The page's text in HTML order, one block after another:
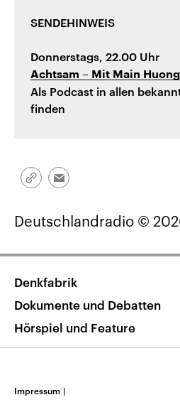
SENDEHINWEIS
Donnerstags, 22.00 Uhr
Achtsam – Mit Main
Als Podcast in allen
finden
Link
Email
Deutschlandradio ©
Denkfabrik
Dokumente und Debatten
Hörspiel und Feature
Impressum |